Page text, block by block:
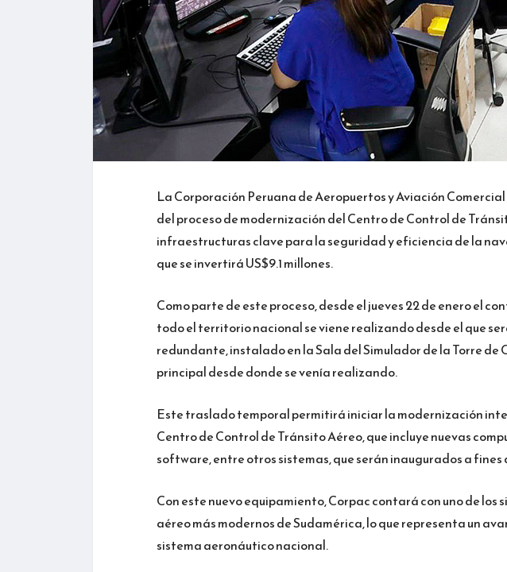
La Corporación Peruana de Aeropuertos y Aviación
del proceso de modernización del Centro de Control de
infraestructuras clave para la seguridad y eficiencia de la
que se invertirá US$9.1 millones.
Como parte de este proceso, desde el jueves 22 de enero el
todo el territorio nacional se viene realizando desde el que
redundante, instalado en la Sala del Simulador de la Torre de
principal desde donde se venía realizando.
Este traslado temporal permitirá iniciar la modernización
Centro de Control de Tránsito Aéreo, que incluye nuevas
software, entre otros sistemas, que serán inaugurados a
Con este nuevo equipamiento, Corpac contará con uno de
aéreo más modernos de Sudamérica, lo que representa un
sistema aeronáutico nacional.